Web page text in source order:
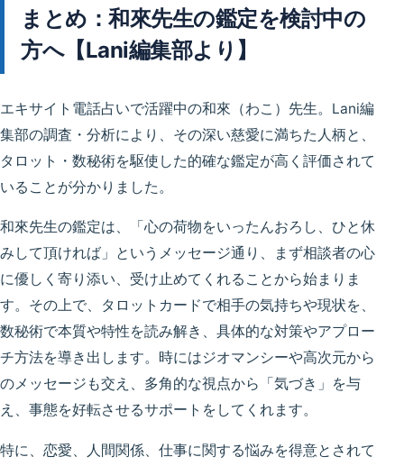
まとめ：和來先生の鑑定を検討中の
方へ【Lani編集部より】
エキサイト電話占いで活躍中の和來（わこ）先生。Lani編
集部の調査・分析により、その深い慈愛に満ちた人柄と、
タロット・数秘術を駆使した的確な鑑定が高く評価されて
いることが分かりました。
和來先生の鑑定は、「心の荷物をいったんおろし、ひと休
みして頂ければ」というメッセージ通り、
まず相談者の心
に優しく寄り添い、受け止めてくれる ことから始まりま
す。その上で、タロットカードで相手の気持ちや現状を、
数秘術で本質や特性を読み解き、 具体的な対策やアプロー
チ方法を導き出します。時にはジオマンシーや高次元から
のメッセージも交え、多角的な視点から 「気づき」を与
え、事態を好転させるサポートをしてくれます。
特に、 恋愛、人間関係、仕事に関する悩みを得意とされて